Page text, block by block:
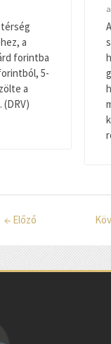
a
forintba
5-
a
← Előző